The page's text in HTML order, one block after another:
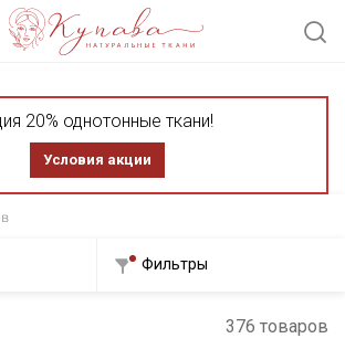
20% однотонные ткани!
Условия акции
Фильтры
376 товаров